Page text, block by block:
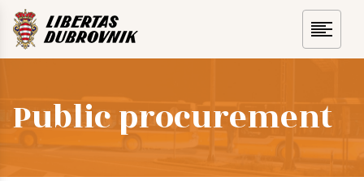
Public procurement